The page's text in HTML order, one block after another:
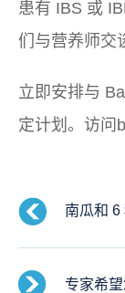
患有 IBS 或
们与营养师交
立即安排与
定计划。访问
南瓜和 6
专家希